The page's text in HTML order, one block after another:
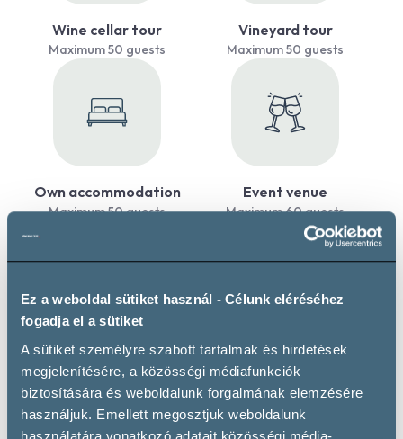
Ez a weboldal sütiket használ - Célunk eléréséhez
fogadja el a sütiket
A sütiket személyre szabott tartalmak és hirdetések
megjelenítésére, a közösségi médiafunkciók
biztosítására és weboldalunk forgalmának elemzésére
használjuk. Emellett megosztjuk weboldalunk
használatára vonatkozó adatait közösségi média-,
Wine cellar tour
Maximum 50 guests
Vineyard tour
Maximum 50 guests
Own accommodation
Maximum 50 guests
Event venue
Maximum 60 guests
Payment by credit card Payment by SZÉP card